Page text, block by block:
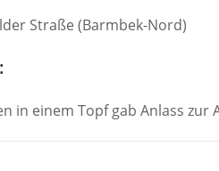
Straße (Barmbek-Nord)
in einem Topf gab Anlass zur